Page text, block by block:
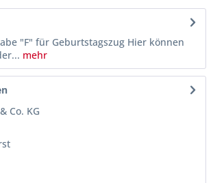
"F" für Geburtstagszug Hier können
mehr
Co. KG